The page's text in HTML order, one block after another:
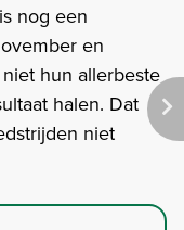
nog een
en
hun allerbeste
halen. Dat
niet